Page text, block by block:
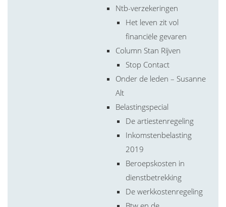
Ntb-verzekeringen
Het leven zit vol
financiële gevaren
Column Stan Rijven
Stop Contact
Onder de leden – Susanne
Alt
Belastingspecial
De artiestenregeling
Inkomstenbelasting
2019
Beroepskosten in
dienstbetrekking
De werkkostenregeling